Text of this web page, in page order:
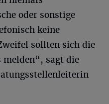
oder sonstige
keine
sollten sich die
melden“, sagt die